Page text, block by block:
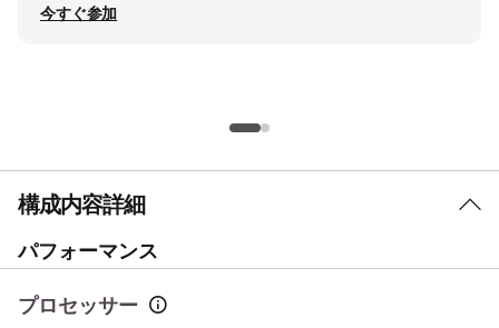
今すぐ参加
構成内容詳細
パフォーマンス
プロセッサー